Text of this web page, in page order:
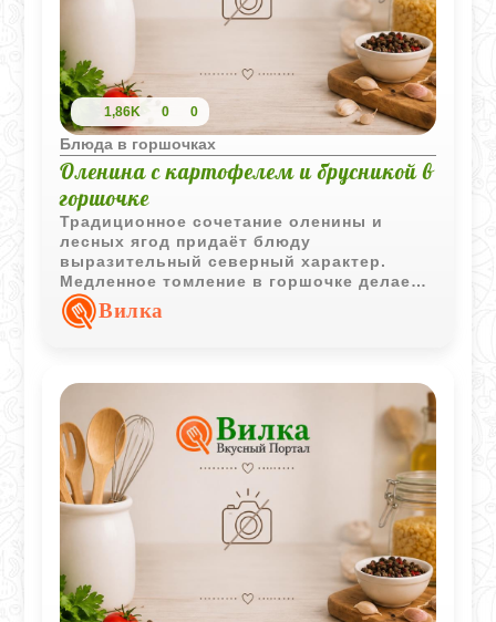
1,86K 0 0
Блюда в горшочках
Оленина с картофелем и брусникой в
горшочке
Традиционное сочетание оленины и
лесных ягод придаёт блюду
выразительный северный характер.
Медленное томление в горшочке делает
мясо мягким, а картофель насыщается
ароматным соком и ягодной кислинкой.
Вилка